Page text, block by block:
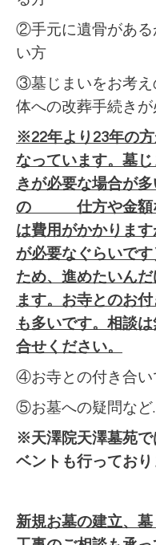
②手元に遺骨がある
い方
③墓じまいをお考え
体への改葬手続きが
※22年より23年の
なっています。墓
きが必要な場合が
の 仕方や金額な
は費用がかかりま
が必要なぐらいで
ため、進めたいん
ます。お寺とのお
も多いです。相談
合せください。
④お寺との付き合い
⑤お墓への疑問な
※天澤院天澤墓苑で
ベントも行っており
新規お墓の建立、